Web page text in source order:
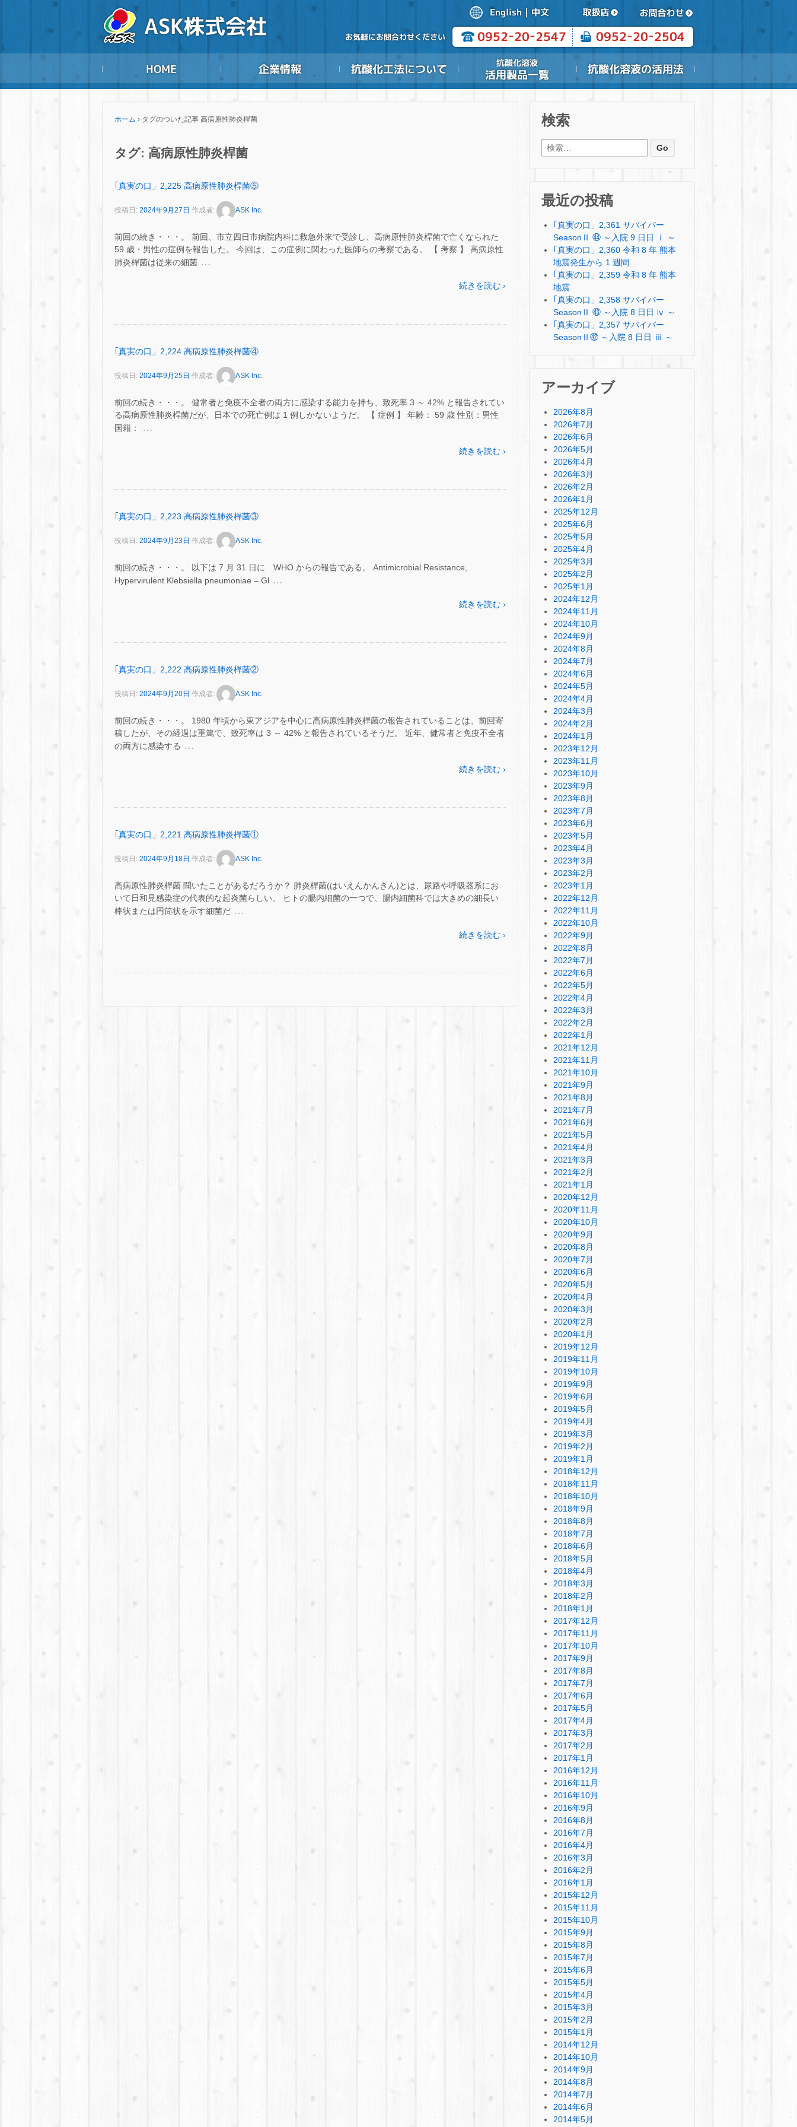
ホーム › タグのついた記事 高病原性肺炎桿菌
タグ: 高病原性肺炎桿菌
｢真実の口」2,225 高病原性肺炎桿菌⑤
投稿日: 2024年9月27日 作成者: ASK Inc.
前回の続き・・・。 前回、市立四日市病院内科に救急外来で受診し、高病原性肺炎桿菌で亡くなられた
59 歳・男性の症例を報告した。 今回は、この症例に関わった医師らの考察である。 【 考察 】 高病原性
肺炎桿菌は従来の細菌 …
続きを読む ›
｢真実の口」2,224 高病原性肺炎桿菌④
投稿日: 2024年9月25日 作成者: ASK Inc.
前回の続き・・・。 健常者と免疫不全者の両方に感染する能力を持ち、致死率 3 ～ 42% と報告されてい
る高病原性肺炎桿菌だが、日本での死亡例は 1 例しかないようだ。 【 症例 】 年齢： 59 歳 性別：男性
国籍：
…
続きを読む ›
｢真実の口」2,223 高病原性肺炎桿菌③
投稿日: 2024年9月23日 作成者: ASK Inc.
前回の続き・・・。 以下は 7 月 31 日に WHO からの報告である。 Antimicrobial Resistance,
Hypervirulent Klebsiella pneumoniae – Gl …
続きを読む ›
｢真実の口」2,222 高病原性肺炎桿菌②
投稿日: 2024年9月20日 作成者: ASK Inc.
前回の続き・・・。 1980 年頃から東アジアを中心に高病原性肺炎桿菌の報告されていることは、前回寄
稿したが、その経過は重篤で、致死率は 3 ～ 42% と報告されているそうだ。 近年、健常者と免疫不全者
の両方に感染する …
続きを読む ›
｢真実の口」2,221 高病原性肺炎桿菌①
投稿日: 2024年9月18日 作成者: ASK Inc.
高病原性肺炎桿菌 聞いたことがあるだろうか？ 肺炎桿菌(はいえんかんきん)とは、尿路や呼吸器系にお
いて日和見感染症の代表的な起炎菌らしい。 ヒトの腸内細菌の一つで、腸内細菌科では大きめの細長い
棒状または円筒状を示す細菌だ …
続きを読む ›
検索
検索:
最近の投稿
｢真実の口」2,361 サバイバー
SeasonⅡ ㊹ ～入院 9 日日 ⅰ ～
｢真実の口」2,360 令和 8 年 熊本
地震発生から 1 週間
｢真実の口」2,359 令和 8 年 熊本
地震
｢真実の口」2,358 サバイバー
SeasonⅡ ㊸ ～入院 8 日日 ⅳ ～
｢真実の口」2,357 サバイバー
SeasonⅡ㊷ ～入院 8 日日 ⅲ ～
アーカイブ
2026年8月
2026年7月
2026年6月
2026年5月
2026年4月
2026年3月
2026年2月
2026年1月
2025年12月
2025年6月
2025年5月
2025年4月
2025年3月
2025年2月
2025年1月
2024年12月
2024年11月
2024年10月
2024年9月
2024年8月
2024年7月
2024年6月
2024年5月
2024年4月
2024年3月
2024年2月
2024年1月
2023年12月
2023年11月
2023年10月
2023年9月
2023年8月
2023年7月
2023年6月
2023年5月
2023年4月
2023年3月
2023年2月
2023年1月
2022年12月
2022年11月
2022年10月
2022年9月
2022年8月
2022年7月
2022年6月
2022年5月
2022年4月
2022年3月
2022年2月
2022年1月
2021年12月
2021年11月
2021年10月
2021年9月
2021年8月
2021年7月
2021年6月
2021年5月
2021年4月
2021年3月
2021年2月
2021年1月
2020年12月
2020年11月
2020年10月
2020年9月
2020年8月
2020年7月
2020年6月
2020年5月
2020年4月
2020年3月
2020年2月
2020年1月
2019年12月
2019年11月
2019年10月
2019年9月
2019年6月
2019年5月
2019年4月
2019年3月
2019年2月
2019年1月
2018年12月
2018年11月
2018年10月
2018年9月
2018年8月
2018年7月
2018年6月
2018年5月
2018年4月
2018年3月
2018年2月
2018年1月
2017年12月
2017年11月
2017年10月
2017年9月
2017年8月
2017年7月
2017年6月
2017年5月
2017年4月
2017年3月
2017年2月
2017年1月
2016年12月
2016年11月
2016年10月
2016年9月
2016年8月
2016年7月
2016年4月
2016年3月
2016年2月
2016年1月
2015年12月
2015年11月
2015年10月
2015年9月
2015年8月
2015年7月
2015年6月
2015年5月
2015年4月
2015年3月
2015年2月
2015年1月
2014年12月
2014年10月
2014年9月
2014年8月
2014年7月
2014年6月
2014年5月